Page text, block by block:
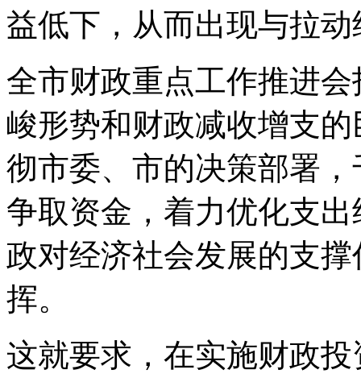
益低下，从而出现与拉
全市财政重点工作推进
峻形势和财政减收增支
彻市委、市的决策部署
争取资金，着力优化支
政对经济社会发展的支
挥。
这就要求，在实施财政